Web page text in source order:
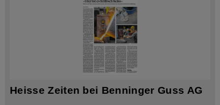
Heisse Zeiten bei Benninger Guss AG